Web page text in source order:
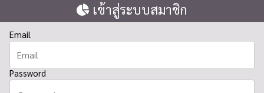
เข้าสู่ระบบสมาชิก
Email
Password